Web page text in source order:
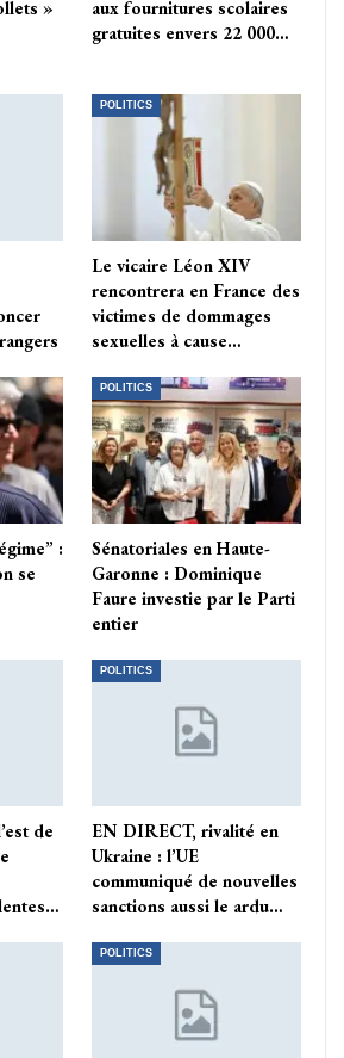
»
aux fournitures scolaires
gratuites envers 22 000…
POLITICS
Le vicaire Léon XIV
rencontrera en France des
victimes de dommages
sexuelles à cause…
:
se
POLITICS
Sénatoriales en Haute-
Garonne : Dominique
Faure investie par le Parti
entier
de
POLITICS
EN DIRECT, rivalité en
Ukraine : l’UE
communiqué de nouvelles
sanctions aussi le ardu…
POLITICS